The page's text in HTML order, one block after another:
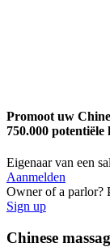
Promoot uw
750.000 potentiële
Eigenaar van een
Aanmelden
Owner of a parlor?
Sign up
Chinese